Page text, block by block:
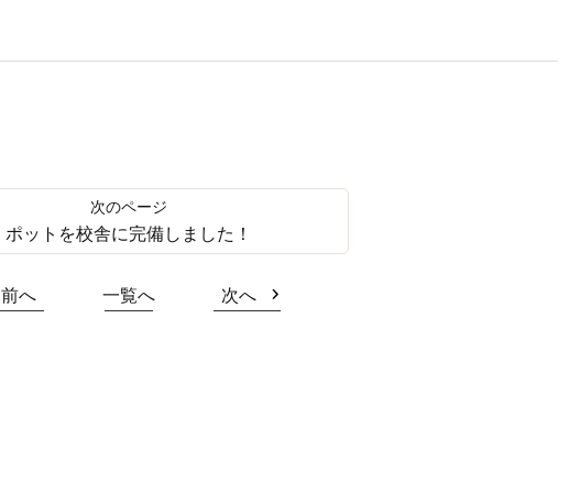
ポットを校舎に完備しました！
前へ 一覧へ 次へ